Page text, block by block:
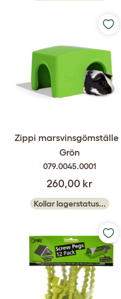
Zippi marsvinsgömställe
Grön
079.0045.0001
260,00 kr
Kollar lagerstatus...